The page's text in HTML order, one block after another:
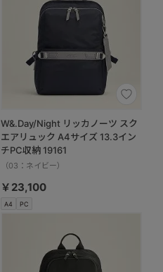
A4 PC
W&.Day/Night リッカノーツ スク
エアリュック A4サイズ 13.3イン
チPC収納 19161
（03：ネイビー）
￥23,100